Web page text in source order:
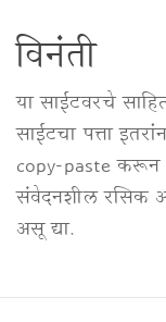
विनंती
या साईटवरचे
साईटचा पत्ता
copy-paste
संवेदनशील रसिक
असू द्या.